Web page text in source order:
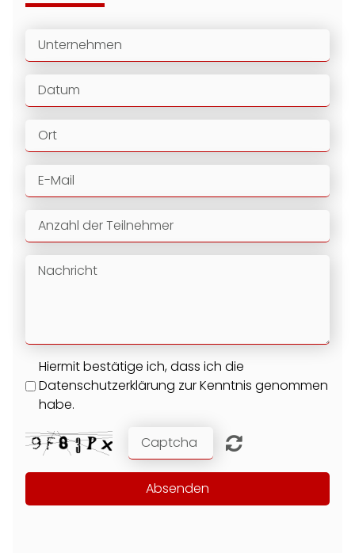
Hiermit bestätige ich, dass ich die
Datenschutzerklärung zur Kenntnis genommen
habe.
Absenden